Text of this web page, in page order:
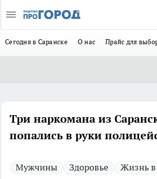
Сегодня в Саранске О нас Прайс для
Три наркомана из
попались в руки
Мужчины Здоровье Жизнь в